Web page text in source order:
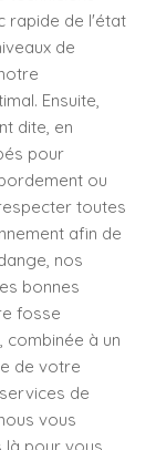
rapide de l'état
de
Ensuite,
dite, en
pour
ou
toutes
afin de
nos
bonnes
fosse
combinée à un
de votre
de
vous